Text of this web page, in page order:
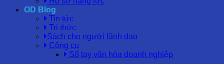
OD Blog
Tin tức
Tri thức
Sách cho người lãnh đạo
Công cụ
Sổ tay văn hóa doanh nghiệp